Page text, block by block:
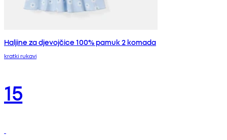
Haljine za djevojčice 100% pamuk 2 komada
kratki rukavi
15